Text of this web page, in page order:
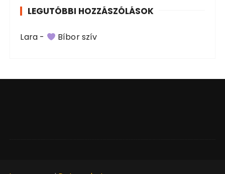
LEGUTÓBBI HOZZÁSZÓLÁSOK
Lara - Bíbor szív